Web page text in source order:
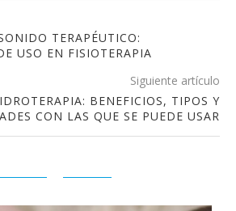
TERAPÉUTICO:
USO EN FISIOTERAPIA
Siguiente artículo
BENEFICIOS, TIPOS Y
CON LAS QUE SE PUEDE USAR